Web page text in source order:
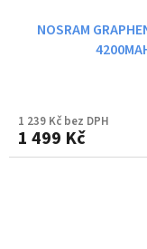
NOSRAM
1 239 Kč bez DPH
1 499 Kč